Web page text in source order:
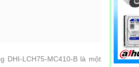
DHI-LCH75-MC410-B là một